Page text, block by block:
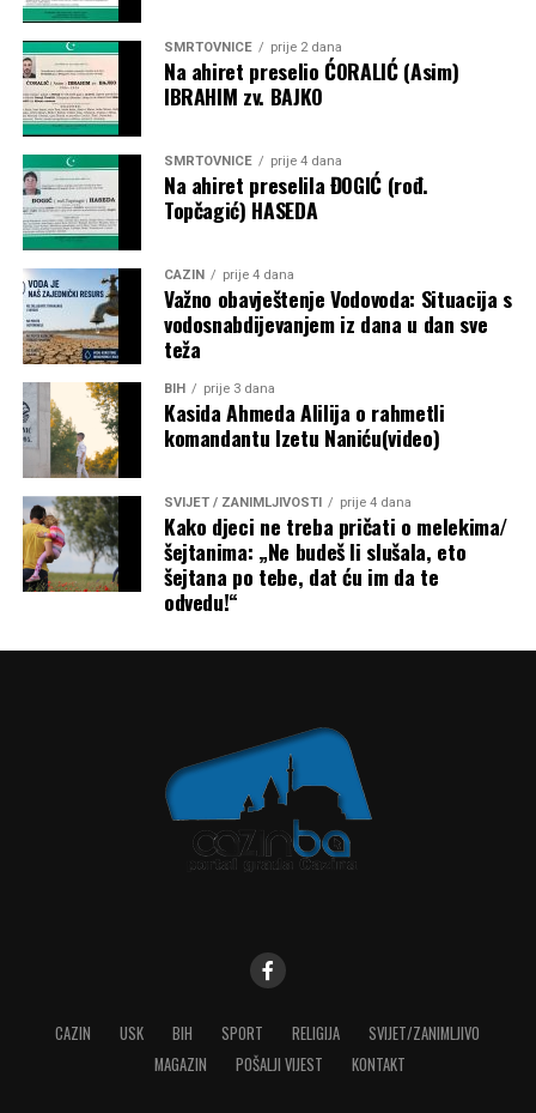
SMRTOVNICE prije 2 dana
Na ahiret preselio ĆORALIĆ (Asim)
IBRAHIM zv. BAJKO
SMRTOVNICE prije 4 dana
Na ahiret preselila ĐOGIĆ (rođ.
Topčagić) HASEDA
CAZIN prije 4 dana
Važno obavještenje Vodovoda: Situacija s
vodosnabdijevanjem iz dana u dan sve
teža
BIH prije 3 dana
Kasida Ahmeda Alilija o rahmetli
komandantu Izetu Naniću(video)
SVIJET / ZANIMLJIVOSTI prije 4 dana
Kako djeci ne treba pričati o melekima/
šejtanima: „Ne budeš li slušala, eto
šejtana po tebe, dat ću im da te
odvedu!“
CAZIN USK BIH SPORT RELIGIJA
SVIJET/ZANIMLJIVO
MAGAZIN
POŠALJI VIJEST KONTAKT